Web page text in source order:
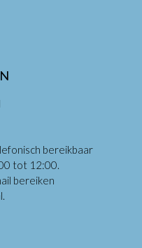
bereikbaar
tot 12:00.
bereiken
.